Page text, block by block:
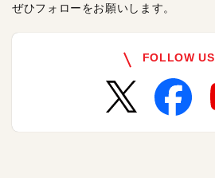
ぜひフォローをお願いします。
FOLLOW US